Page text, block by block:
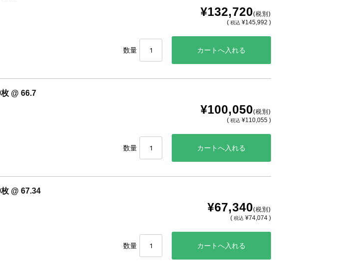
¥132,720(税別)
( 税込 ¥145,992 )
数量
@ 66.7
¥100,050(税別)
( 税込 ¥110,055 )
数量
@ 67.34
¥67,340(税別)
( 税込 ¥74,074 )
数量